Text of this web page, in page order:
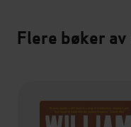
Flere bøker